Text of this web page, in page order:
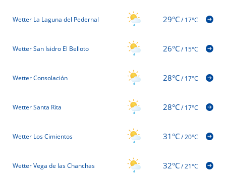
Wetter La Laguna del Pedernal 29°C/17°C
Wetter San Isidro El Belloto 26°C/15°C
Wetter Consolación 28°C/17°C
Wetter Santa Rita 28°C/17°C
Wetter Los Cimientos 31°C/20°C
Wetter Vega de las Chanchas 32°C/21°C